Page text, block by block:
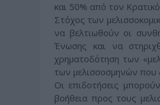
και 50% από τον
Στόχος των
να βελτιωθούν οι
Ένωσης και να
χρηματοδότηση των
των μελισσοσμηνών που
Οι επιδοτήσεις
βοήθεια προς τους